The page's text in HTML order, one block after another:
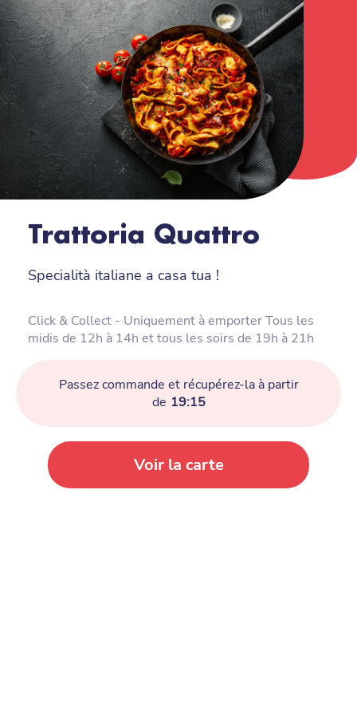
Trattoria Quattro
Specialità italiane a casa tua !
Click & Collect - Uniquement à emporter Tous les
midis de 12h à 14h et tous les soirs de 19h à 21h
Passez commande et récupérez-la à partir
de 19:15
Voir la carte